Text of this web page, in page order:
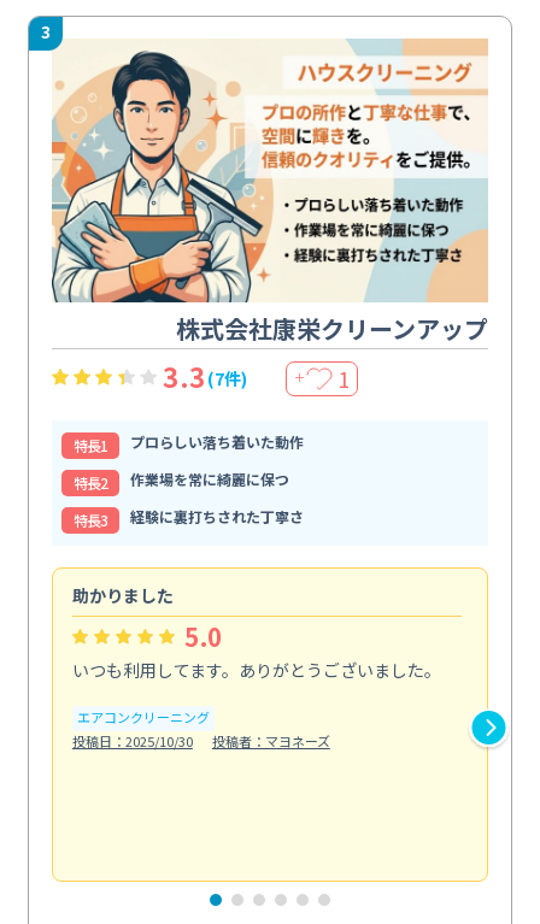
3
株式会社康栄クリーンアップ
3.3 (7件) ＋ 1
特⻑1
プロらしい落ち着いた動作
特⻑2
作業場を常に綺麗に保つ
特⻑3
経験に裏打ちされた丁寧さ
助かりました
5.0
いつも利用してます。ありがとうございました。
エアコンクリーニング
投稿日：2025/10/30
投稿者：マヨネーズ